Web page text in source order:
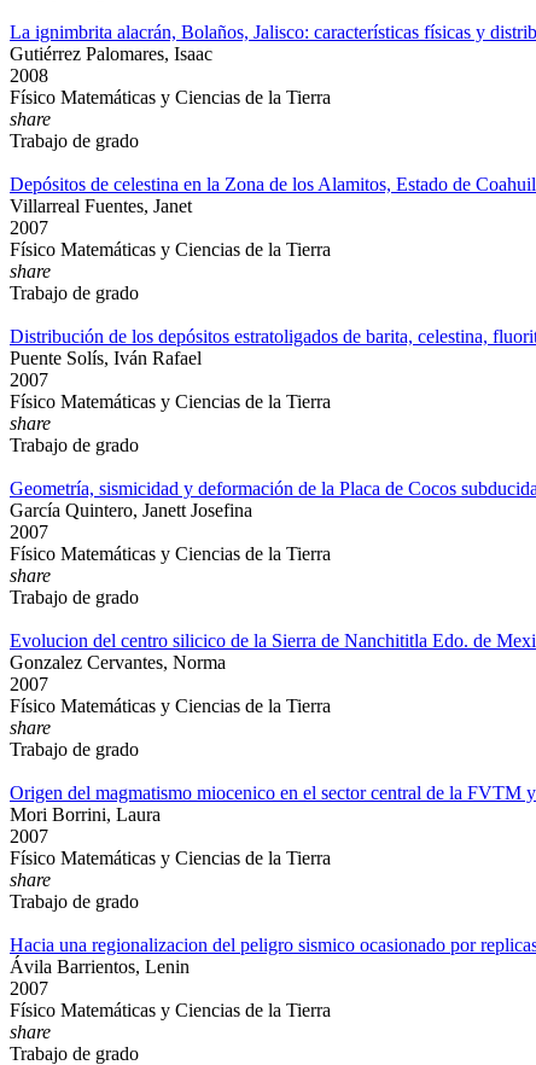
La ignimbrita alacrán, Bolaños, Jalisco: características físicas y
Gutiérrez Palomares, Isaac
2008
Físico Matemáticas y Ciencias de la Tierra
share
Trabajo de grado
Depósitos de celestina en la Zona de los Alamitos, Estado de
Villarreal Fuentes, Janet
2007
Físico Matemáticas y Ciencias de la Tierra
share
Trabajo de grado
Distribución de los depósitos estratoligados de barita, celestina,
Puente Solís, Iván Rafael
2007
Físico Matemáticas y Ciencias de la Tierra
share
Trabajo de grado
Geometría, sismicidad y deformación de la Placa de Cocos subducida
García Quintero, Janett Josefina
2007
Físico Matemáticas y Ciencias de la Tierra
share
Trabajo de grado
Evolucion del centro silicico de la Sierra de Nanchititla Edo. de
Gonzalez Cervantes, Norma
2007
Físico Matemáticas y Ciencias de la Tierra
share
Trabajo de grado
Origen del magmatismo miocenico en el sector central de la FVTM
Mori Borrini, Laura
2007
Físico Matemáticas y Ciencias de la Tierra
share
Trabajo de grado
Hacia una regionalizacion del peligro sismico ocasionado por
Ávila Barrientos, Lenin
2007
Físico Matemáticas y Ciencias de la Tierra
share
Trabajo de grado